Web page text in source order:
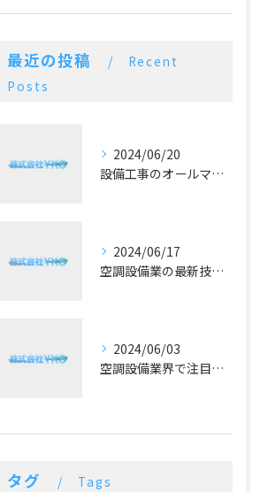
最近の投稿
Recent
Posts
2024/06/20
設備工事のオールマイティー！施工実績豊富な空調設備業
2024/06/17
空調設備業の最新技術と予算に合った提案が好評！
2024/06/03
空調設備業界で注目！冷暖房の最新トレンドとは？
タグ Tags